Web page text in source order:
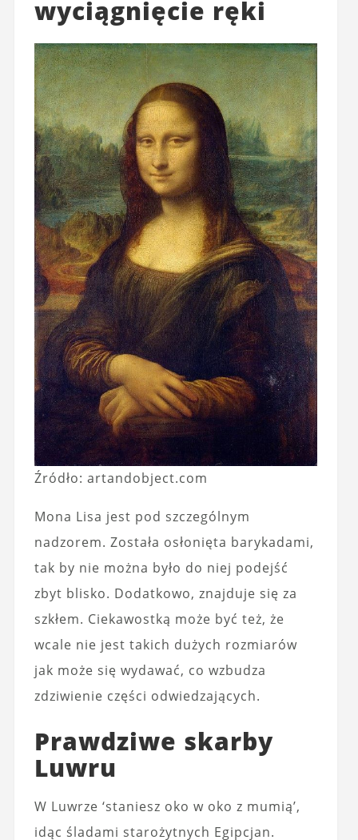
wyciągnięcie ręki
Źródło: artandobject.com
Mona Lisa jest pod szczególnym
nadzorem. Została osłonięta barykadami,
tak by nie można było do niej podejść
zbyt blisko. Dodatkowo, znajduje się za
szkłem. Ciekawostką może być też, że
wcale nie jest takich dużych rozmiarów
jak może się wydawać, co wzbudza
zdziwienie części odwiedzających.
Prawdziwe skarby
Luwru
W Luwrze ‘staniesz oko w oko z mumią’,
idąc śladami starożytnych Egipcjan.